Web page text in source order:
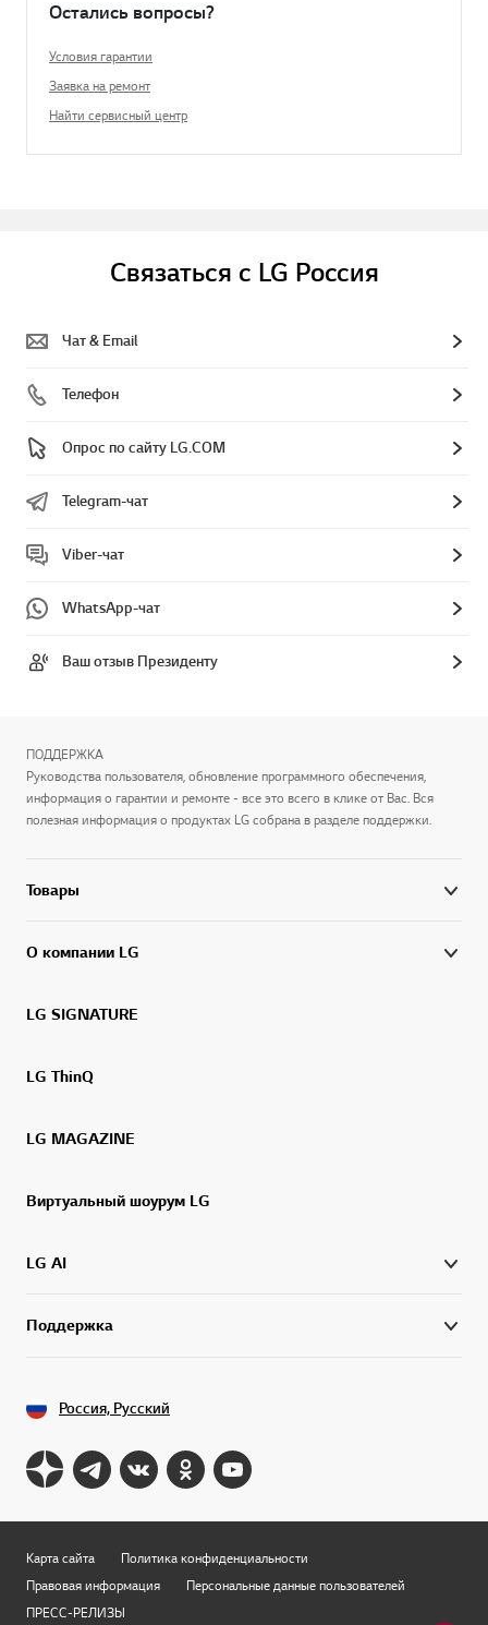
Остались вопросы?
Условия гарантии
Заявка на ремонт
Найти сервисный центр
Связаться с LG Россия
Чат & Email
Телефон
Опрос по сайту LG.COM
Telegram-чат
Viber-чат
WhatsApp-чат
Ваш отзыв Президенту
ПОДДЕРЖКА
Руководства пользователя, обновление программного обеспечения,
информация о гарантии и ремонте - все это всего в клике от Вас. Вся
полезная информация о продуктах LG собрана в разделе поддержки.
Товары
О компании LG
LG SIGNATURE
LG ThinQ
LG MAGAZINE
Виртуальный шоурум LG
LG AI
Поддержка
Россия, Русский
Карта сайта
Политика конфиденциальности
Правовая информация
Персональные данные пользователей
ПРЕСС-РЕЛИЗЫ